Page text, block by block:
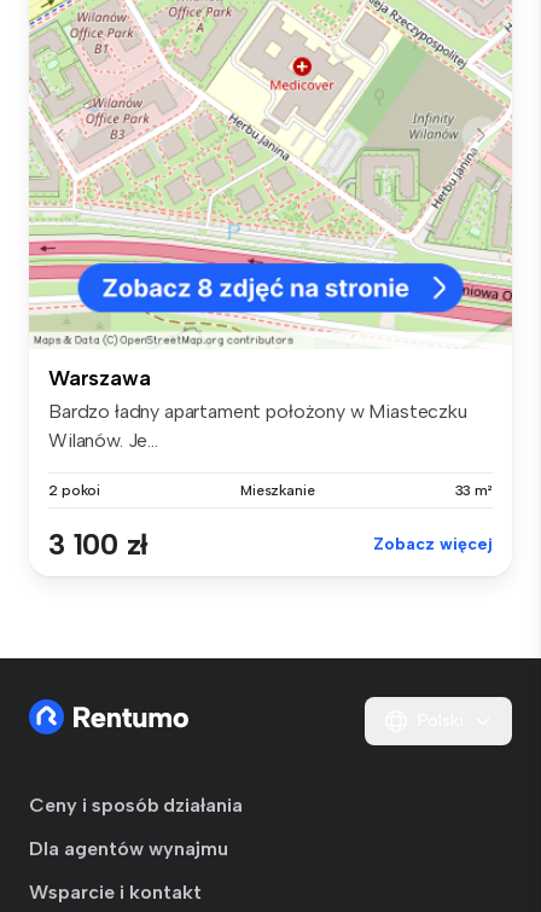
Warszawa
Bardzo ładny apartament położony w Miasteczku
Wilanów. Je...
2 pokoi Mieszkanie 33 m²
3 100 zł Zobacz więcej
Ceny i sposób działania
Dla agentów wynajmu
Wsparcie i kontakt